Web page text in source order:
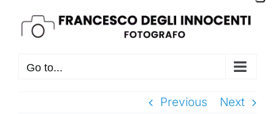
content
Go to...
Previous Next